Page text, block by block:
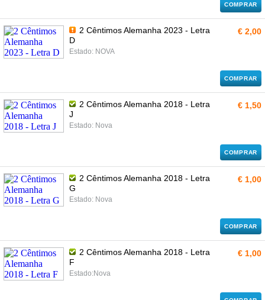
COMPRAR
2 Cêntimos Alemanha 2023 - Letra
D
Estado: NOVA
€ 2,00
COMPRAR
2 Cêntimos Alemanha 2018 - Letra
J
Estado: Nova
€ 1,50
COMPRAR
2 Cêntimos Alemanha 2018 - Letra
G
Estado: Nova
€ 1,00
COMPRAR
2 Cêntimos Alemanha 2018 - Letra
F
Estado:Nova
€ 1,00